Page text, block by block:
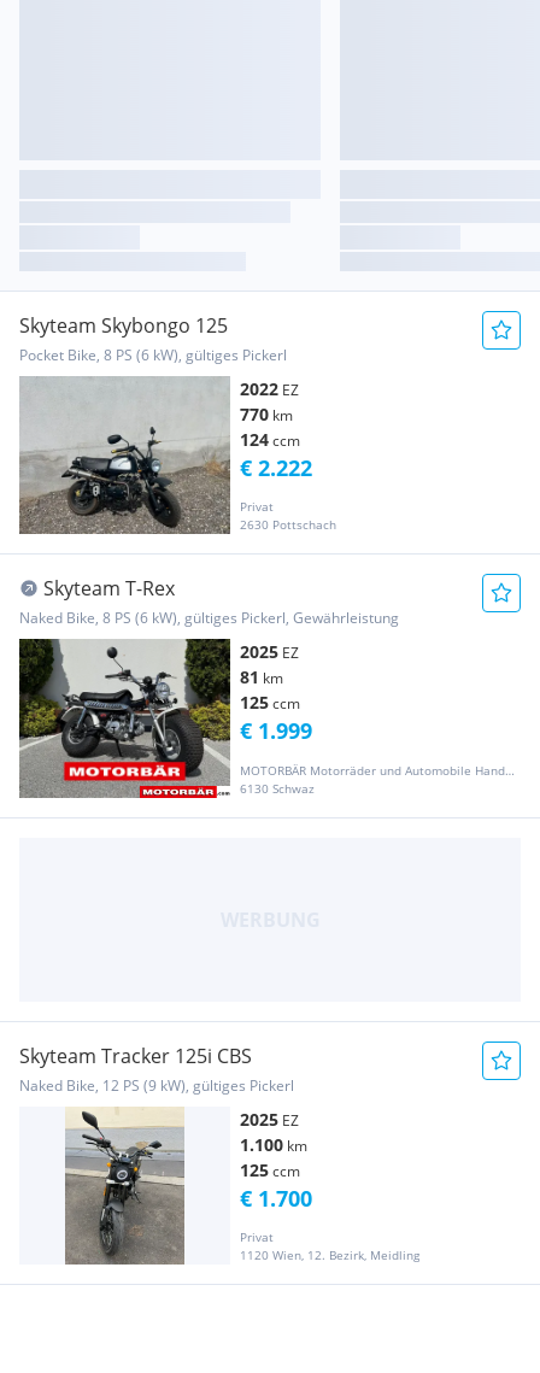
Skyteam Skybongo 125
Pocket Bike, 8 PS (6 kW), gültiges Pickerl
2022 EZ
770 km
124ccm
Privat
2630 Pottschach
€ 2.222
Skyteam T-Rex
Naked Bike, 8 PS (6 kW), gültiges Pickerl, Gewährleistung
2025 EZ
81 km
125ccm
MOTORBÄR Motorräder und Automobile Handelsgesellschaft m.b.H.
6130 Schwaz
€ 1.999
Skyteam Tracker 125i CBS
Naked Bike, 12 PS (9 kW), gültiges Pickerl
2025 EZ
1.100 km
125ccm
Privat
1120 Wien, 12. Bezirk, Meidling
€ 1.700